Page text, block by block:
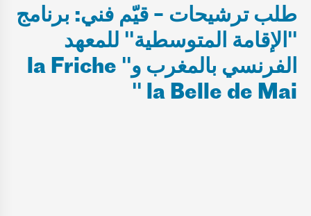
طلب ترشيحات – قيّم فني: برنامج
"الإقامة المتوسطية" للمعهد
الفرنسي بالمغرب و" la Friche
la Belle de Mai "